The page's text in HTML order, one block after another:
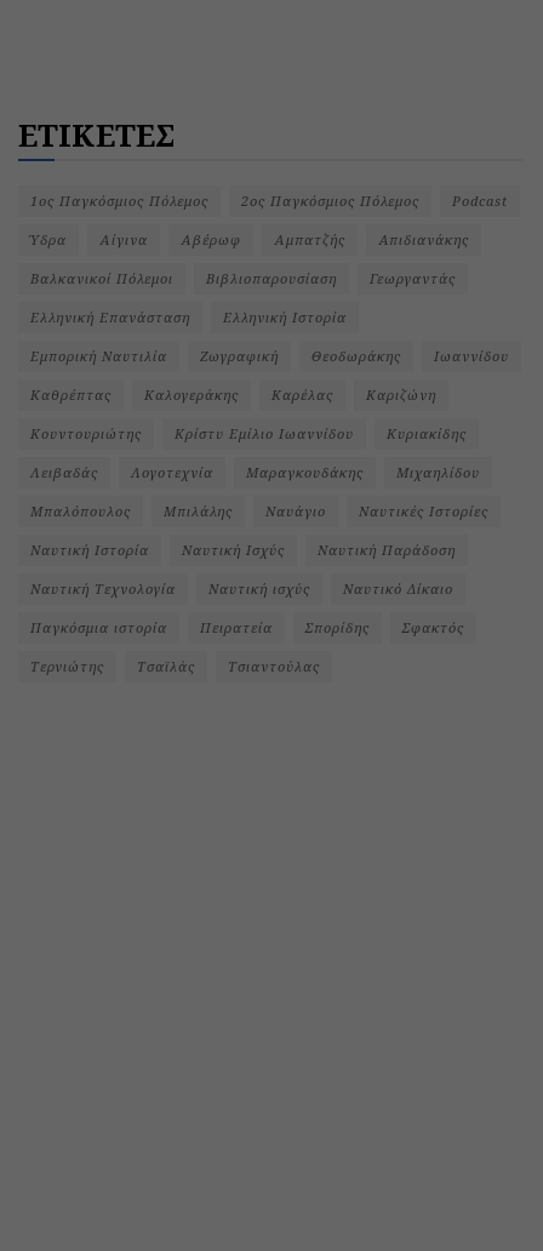
ΕΤΙΚΕΤΕΣ
1ος Παγκόσμιος Πόλεμος 2ος Παγκόσμιος Πόλεμος Podcast
Ύδρα Αίγινα Αβέρωφ Αμπατζής Απιδιανάκης
Βαλκανικοί Πόλεμοι Βιβλιοπαρουσίαση Γεωργαντάς
Ελληνική Επανάσταση Ελληνική Ιστορία
Εμπορική Ναυτιλία Ζωγραφική Θεοδωράκης Ιωαννίδου
Καθρέπτας Καλογεράκης Καρέλας Καριζώνη
Κουντουριώτης Κρίστυ Εμίλιο Ιωαννίδου Κυριακίδης
Λειβαδάς Λογοτεχνία Μαραγκουδάκης Μιχαηλίδου
Μπαλόπουλος Μπιλάλης Ναυάγιο Ναυτικές Ιστορίες
Ναυτική Ιστορία Ναυτική Ισχύς Ναυτική Παράδοση
Ναυτική Τεχνολογία Ναυτική ισχύς Ναυτικό Δίκαιο
Παγκόσμια ιστορία Πειρατεία Σπορίδης Σφακτός
Τερνιώτης Τσαϊλάς Τσιαντούλας